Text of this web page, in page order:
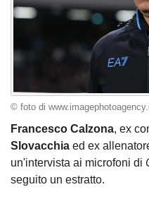
© foto di
Francesco Calzona, ex
Slovacchia ed ex
un'intervista ai microfoni di
seguito un estratto.